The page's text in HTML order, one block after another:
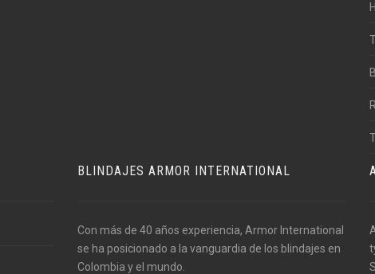
BLINDAJES ARMOR INTERNATIONAL
Con más de 40 años experiencia, Armor International
se ha posicionado a la vanguardia de los blindajes en
Colombia y el mundo.